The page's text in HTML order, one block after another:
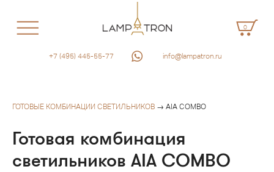
0
+7 (495) 445-55-77 info@lampatron.ru
ГОТОВЫЕ КОМБИНАЦИИ СВЕТИЛЬНИКОВ → AIA COMBO
Готовая комбинация
светильников AIA COMBO